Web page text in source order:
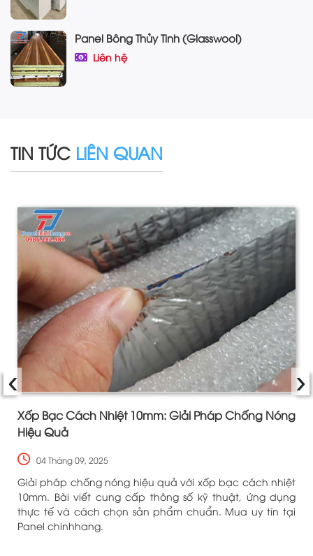
Panel Bông Thủy Tinh (Glasswool)
Liên hệ
TIN TỨC LIÊN QUAN
Xốp Bạc Cách Nhiệt 10mm: Giải Pháp Chống Nóng
Hiệu Quả
04 Tháng 09, 2025
Giải pháp chống nóng hiệu quả với xốp bạc cách nhiệt
10mm. Bài viết cung cấp thông số kỹ thuật, ứng dụng
thực tế và cách chọn sản phẩm chuẩn. Mua uy tín tại
Panel chinhhang.
‹ ›